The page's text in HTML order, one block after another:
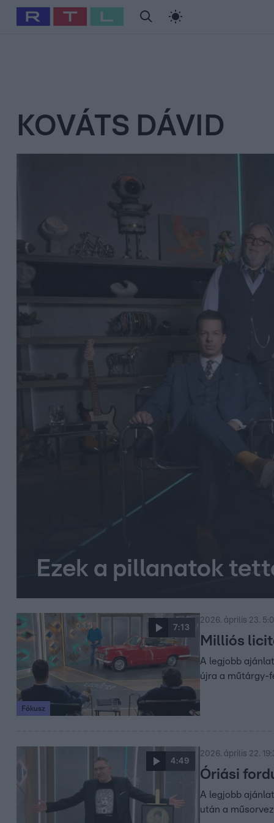
Babits Marcella Szellő István Most Wanted
KOVÁTS DÁVID
Ezek a pillanatok
7:13
Fókusz
2026. április 23.
Milliós
A legjobb
újra a műtárgy-
4:49
2026. április 22.
Óriási
A legjobb
után a